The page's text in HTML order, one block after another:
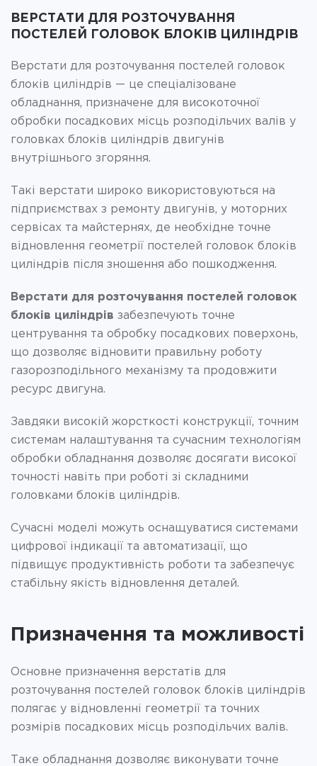
ВЕРСТАТИ ДЛЯ РОЗТОЧУВАННЯ
ПОСТЕЛЕЙ ГОЛОВОК БЛОКІВ ЦИЛІНДРІВ
Верстати для розточування постелей головок
блоків циліндрів — це спеціалізоване
обладнання, призначене для високоточної
обробки посадкових місць розподільчих валів у
головках блоків циліндрів двигунів
внутрішнього згоряння.
Такі верстати широко використовуються на
підприємствах з ремонту двигунів, у моторних
сервісах та майстернях, де необхідне точне
відновлення геометрії постелей головок блоків
циліндрів після зношення або пошкодження.
Верстати для розточування постелей головок
блоків циліндрів забезпечують точне
центрування та обробку посадкових поверхонь,
що дозволяє відновити правильну роботу
газорозподільного механізму та продовжити
ресурс двигуна.
Завдяки високій жорсткості конструкції, точним
системам налаштування та сучасним технологіям
обробки обладнання дозволяє досягати високої
точності навіть при роботі зі складними
головками блоків циліндрів.
Сучасні моделі можуть оснащуватися системами
цифрової індикації та автоматизації, що
підвищує продуктивність роботи та забезпечує
стабільну якість відновлення деталей.
Призначення та можливості
Основне призначення верстатів для
розточування постелей головок блоків циліндрів
полягає у відновленні геометрії та точних
розмірів посадкових місць розподільчих валів.
Таке обладнання дозволяє виконувати точне